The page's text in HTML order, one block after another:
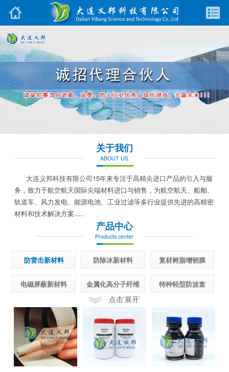
关于我们
ABOUT US
大连义邦科技有限公司15年来专注于高精尖进口产品的引入与服
务，致力于航空航天国际尖端材料进口与销售，为航空航天、船舶、
轨道车、风力发电、能源电池、工业过滤等多行业提供先进的高精密
材料和技术解决方案.....
产品中心
Products center
防雷击新材料 防除冰新材料 复材树脂增韧膜
电磁屏蔽新材料 金属化高分子纤维 特种轻型防波套
点击'展开'